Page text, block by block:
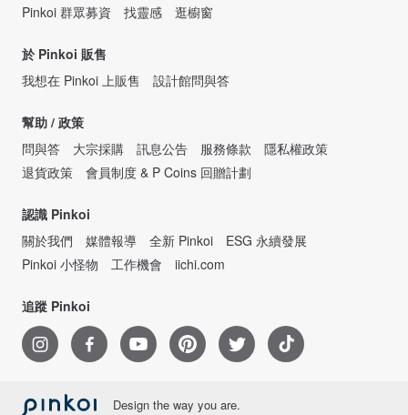
Pinkoi 群眾募資
找靈感 逛櫥窗
於 Pinkoi 販售
我想在 Pinkoi 上販售
設計館問與答
幫助 / 政策
問與答
大宗採購 訊息公告 服務條款
隱私權政策
退貨政策
會員制度 & P Coins 回贈計劃
認識 Pinkoi
關於我們
媒體報導 全新 Pinkoi
ESG 永續發展
Pinkoi 小怪物
工作機會 iichi.com
追蹤 Pinkoi
Design the way you are.